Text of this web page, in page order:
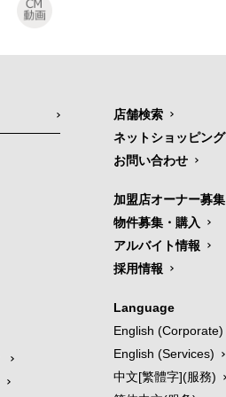
店舗検索
ネットショッピング
お問い合わせ
加盟店オーナー募集
物件募集・購入
アルバイト情報
採用情報
Language
English (Corporate)
English (Services)
中文[繁體字](服務)